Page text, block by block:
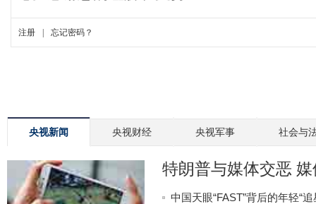
央视新闻 央视财经 央视军事 社会与
特朗普与媒体交恶
中国天眼“FAST”背后的年轻“追